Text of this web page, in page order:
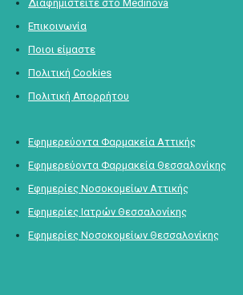
Διαφημιστείτε στο Medinova
Επικοινωνία
Ποιοι είμαστε
Πολιτική Cookies
Πολιτική Απορρήτου
Εφημερεύοντα Φαρμακεία Αττικής
Εφημερεύοντα Φαρμακεία Θεσσαλονίκης
Εφημερίες Νοσοκομείων Αττικής
Εφημερίες Ιατρών Θεσσαλονίκης
Εφημερίες Νοσοκομείων Θεσσαλονίκης